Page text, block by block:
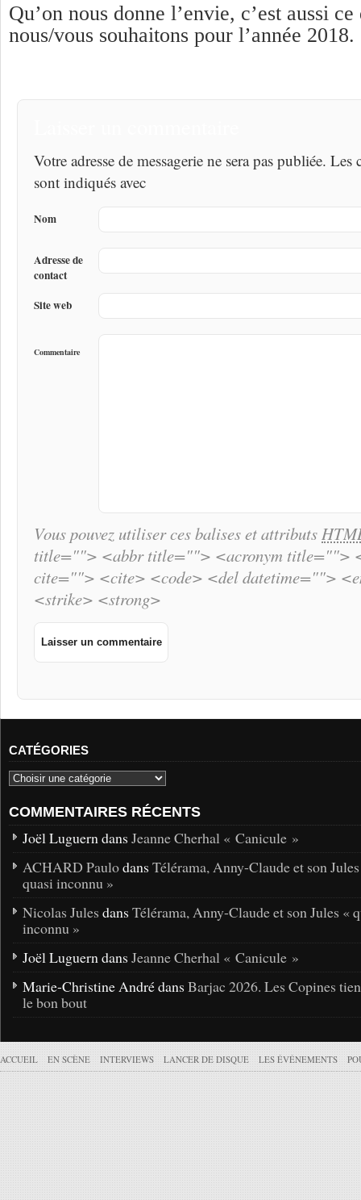
Qu’on nous donne l’envie, c’est aussi ce
nous/vous souhaitons pour l’année 2018.
Votre adresse de messagerie ne sera pas publiée.
sont indiqués avec
Nom
Adresse de
contact
Site web
Commentaire
Vous pouvez utiliser ces balises et attributs
title=""> <abbr title=""> <acronym title="">
cite=""> <cite> <code> <del datetime="">
<strike> <strong>
CATÉGORIES
COMMENTAIRES RÉCENTS
Joël Luguern dans Jeanne Cherhal « Canicule »
ACHARD Paulodans Télérama, Anny-Claude et son
quasi inconnu »
Nicolas Jules dans Télérama, Anny-Claude et son Jules «
inconnu »
Joël Luguern dans Jeanne Cherhal « Canicule »
Marie-Christine André dans Barjac 2026. Les Copines
le bon bout
ACCUEIL EN SCÈNE INTERVIEWS LANCER DE DISQUE LES ÉVÉNEMENTS